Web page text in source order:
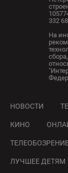
332
На
НОВОСТИ
КИНО
ЛУЧШЕЕ ДЕТЯМ